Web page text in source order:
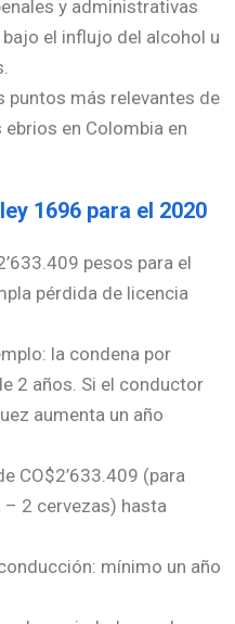
y administrativas
el influjo del alcohol u
puntos más relevantes de
en Colombia en
1696 para el 2020
pesos para el
pérdida de licencia
la condena por
2 años. Si el conductor
aumenta un año
CO$2’633.409 (para
2 cervezas) hasta
mínimo un año